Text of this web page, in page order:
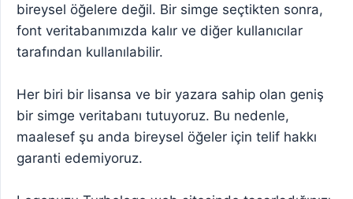
bireysel öğelere değil. Bir simge seçtikten sonra,
font veritabanımızda kalır ve diğer kullanıcılar
tarafından kullanılabilir.
Her biri bir lisansa ve bir yazara sahip olan geniş
bir simge veritabanı tutuyoruz. Bu nedenle,
maalesef şu anda bireysel öğeler için telif hakkı
garanti edemiyoruz.